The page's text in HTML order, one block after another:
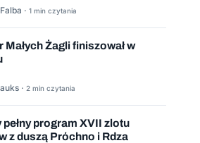
· 1 min czytania
Małych Żagli finiszował w
· 2 min czytania
pełny program XVII zlotu
z duszą Próchno i Rdza